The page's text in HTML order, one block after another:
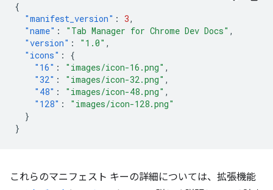
{
"manifest_version" : 3,
"name" : "Tab Manager for Chrome Dev Docs" ,
"version" : "1.0" ,
"icons" :
{
"16" : "images/icon-16.png" ,
"32" : "images/icon-32.png" ,
"48" : "images/icon-48.png" ,
"128" :
"images/icon-128.png"
}
}
これらのマニフェスト キーの詳細については、拡張機能